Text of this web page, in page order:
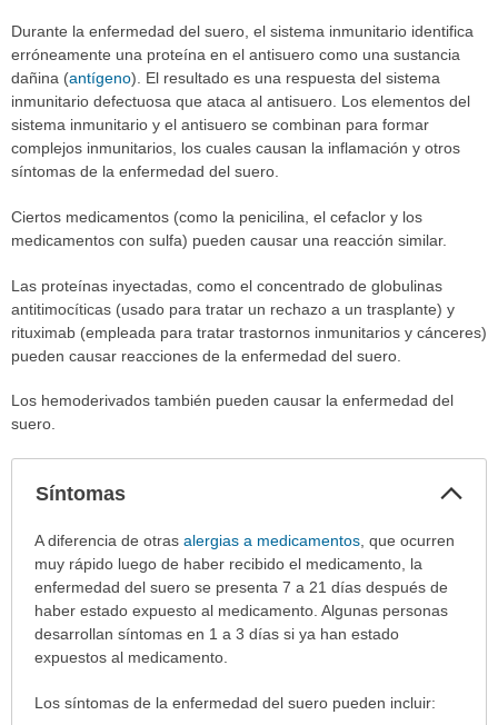
Durante la enfermedad del suero, el sistema inmunitario identifica
erróneamente una proteína en el antisuero como una sustancia
dañina (antígeno). El resultado es una respuesta del sistema
inmunitario defectuosa que ataca al antisuero. Los elementos del
sistema inmunitario y el antisuero se combinan para formar
complejos inmunitarios, los cuales causan la inflamación y otros
síntomas de la enfermedad del suero.
Ciertos medicamentos (como la penicilina, el cefaclor y los
medicamentos con sulfa) pueden causar una reacción similar.
Las proteínas inyectadas, como el concentrado de globulinas
antitimocíticas (usado para tratar un rechazo a un trasplante) y
rituximab (empleada para tratar trastornos inmunitarios y cánceres)
pueden causar reacciones de la enfermedad del suero.
Los hemoderivados también pueden causar la enfermedad del
suero.
Síntomas
Síntomas
sido
extendido.
A diferencia de otras alergias a medicamentos, que ocurren
muy rápido luego de haber recibido el medicamento, la
enfermedad del suero se presenta 7 a 21 días después de
haber estado expuesto al medicamento. Algunas personas
desarrollan síntomas en 1 a 3 días si ya han estado
expuestos al medicamento.
Los síntomas de la enfermedad del suero pueden incluir: